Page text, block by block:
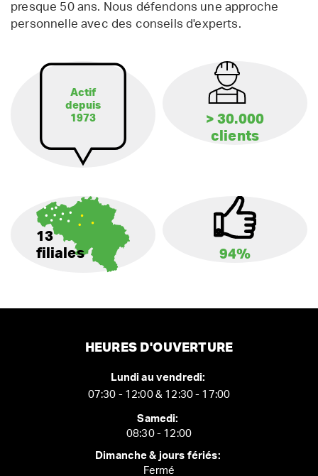
presque 50 ans. Nous défendons une approche
personnelle avec des conseils d'experts.
Actif
depuis
1973
> 30.000
clients
13
filiales
94%
HEURES D'OUVERTURE
Lundi au vendredi:
07:30 - 12:00 & 12:30 - 17:00
Samedi:
08:30 - 12:00
Dimanche & jours fériés:
Fermé